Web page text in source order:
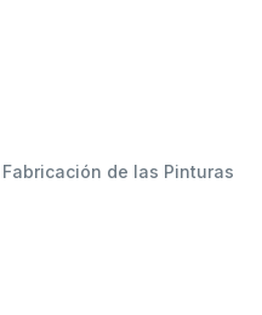
Fabricación de las Pinturas